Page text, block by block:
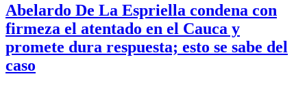
Abelardo De La Espriella condena con
firmeza el atentado en el Cauca y
promete dura respuesta; esto se sabe del
caso